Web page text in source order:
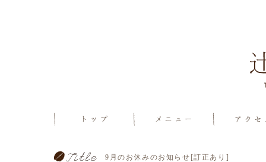
9月のお休みのお知らせ[訂正あり]